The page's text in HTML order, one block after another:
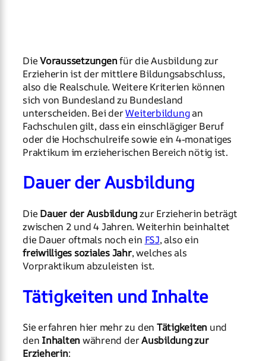
DieVoraussetzungenfür die Ausbildung zur
Erzieherin ist der mittlere Bildungsabschluss,
also die Realschule. Weitere Kriterien können
sich von Bundesland zu Bundesland
unterscheiden. Bei derWeiterbildungan
Fachschulen gilt, dass ein einschlägiger Beruf
oder die Hochschulreife sowie ein 4-monatiges
Praktikum im erzieherischen Bereich nötig ist.
Dauer der Ausbildung
Die Dauer der Ausbildungzur Erzieherin beträgt
zwischen 2 und 4 Jahren. Weiterhin beinhaltet
die Dauer oftmals noch ein FSJ, also ein
freiwilliges soziales Jahr, welches als
Vorpraktikum abzuleisten ist.
Tätigkeiten und Inhalte
Sie erfahren hier mehr zu den Tätigkeiten und
den Inhaltenwährend derAusbildung zur
Erzieherin: